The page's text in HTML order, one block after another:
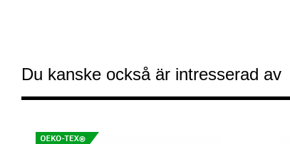
Du kanske också är intresserad av